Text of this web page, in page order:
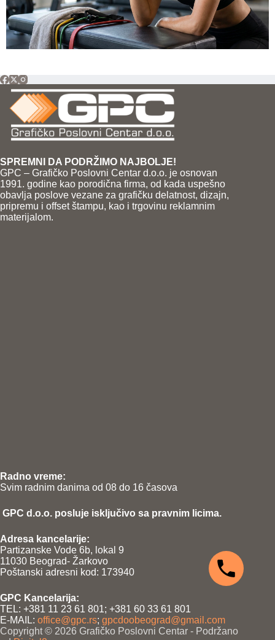
SPREMNI DA PODRŽIMO NAJBOLJE!
GPC – Grafičko Poslovni Centar d.o.o. je osnovan
1991. godine kao porodična firma, od kada uspešno
obavlja poslove vezane za grafičku delatnost, dizajn,
pripremu i offset štampu, kao i trgovinu reklamnim
materijalom.
Radno vreme:
Svim radnim danima od 08 do 16 časova
GPC d.o.o. posluje isključivo sa pravnim licima.
Adresa kancelarije:
Partizanske Vode 6b, lokal 9
11030 Beograd- Žarkovo
Poštanski adresni kod: 173940
GPC Kancelarija:
TEL: +381 11 23 61 801; +381 60 33 61 801
E-MAIL: office@gpc.rs; gpcdoobeograd@gmail.com
Copyright © 2026 Grafičko Poslovni Centar - Podržano